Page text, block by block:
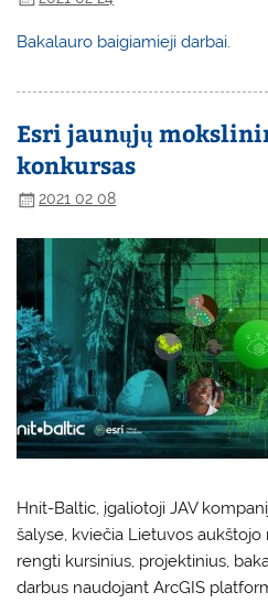
Bakalauro baigiamieji darbai.
Esri jaunųjų
konkursas
2021 02 08
Hnit-Baltic, įgaliotoji JAV
šalyse, kviečia Lietuvos
rengti kursinius, projektinius,
darbus naudojant ArcGIS